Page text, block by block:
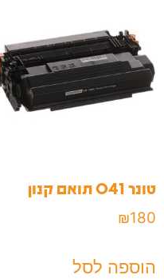
טונר 041 תואם קנון
₪180
הוספה לסל